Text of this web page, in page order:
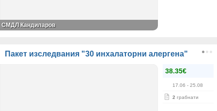
СМДЛ Кандиларов
Пакет изследвания "30 инхалаторни алергена"
38.35€
17.06 - 25.08
2 грабнати